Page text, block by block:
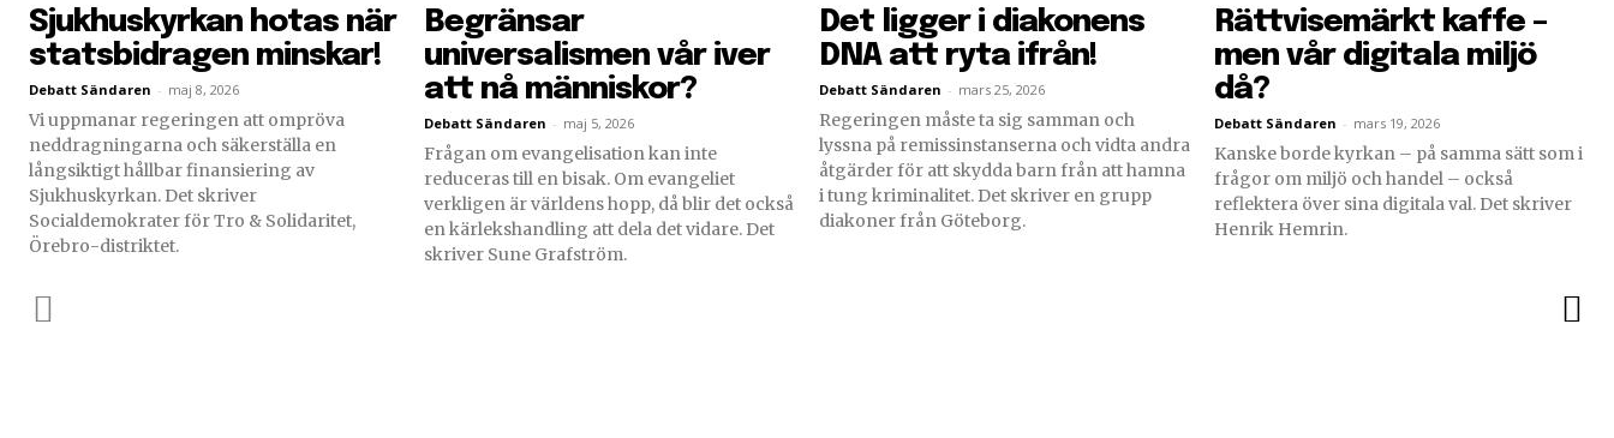
Sjukhuskyrkan hotas när
statsbidragen minskar!
Debatt Sändaren - maj 8, 2026
Vi uppmanar regeringen att ompröva
neddragningarna och säkerställa en
långsiktigt hållbar finansiering av
Sjukhuskyrkan. Det skriver
Socialdemokrater för Tro & Solidaritet,
Örebro-distriktet.
Begränsar
universalismen vår iver
att nå människor?
Debatt Sändaren - maj 5, 2026
Frågan om evangelisation kan inte
reduceras till en bisak. Om evangeliet
verkligen är världens hopp, då blir det också
en kärlekshandling att dela det vidare. Det
skriver Sune Grafström.
Det ligger i diakonens
DNA att ryta ifrån!
Debatt Sändaren - mars 25, 2026
Regeringen måste ta sig samman och
lyssna på remissinstanserna och vidta andra
åtgärder för att skydda barn från att hamna
i tung kriminalitet. Det skriver en grupp
diakoner från Göteborg.
Rättvisemärkt kaffe –
men vår digitala miljö
då?
Debatt Sändaren - mars 19, 2026
Kanske borde kyrkan – på samma sätt som i
frågor om miljö och handel – också
reflektera över sina digitala val. Det skriver
Henrik Hemrin.